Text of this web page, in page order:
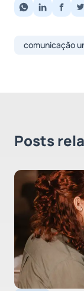
comunicação
Posts